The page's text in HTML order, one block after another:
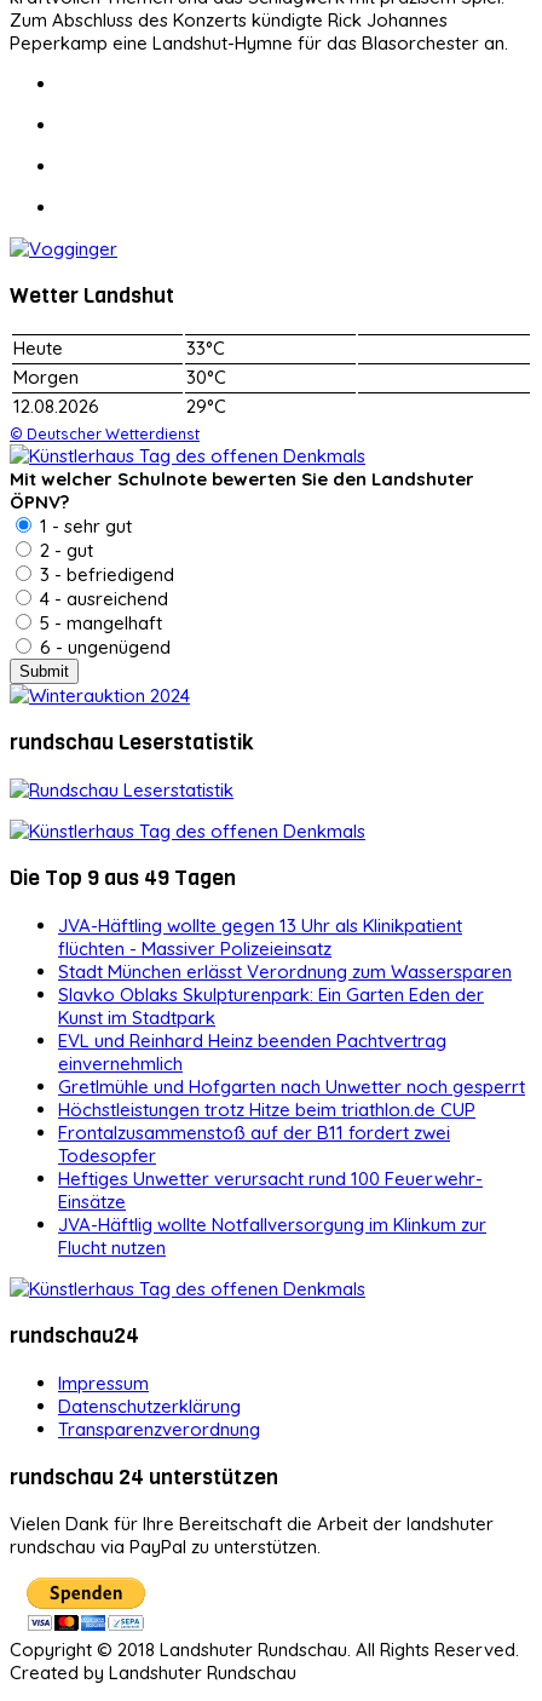
Zum Abschluss des Konzerts kündigte Rick Johannes
Peperkamp eine Landshut-Hymne für das Blasorchester an.
Wetter Landshut
Heute
33°C
Morgen
30°C
12.08.2026
29°C
© Deutscher Wetterdienst
Mit welcher Schulnote bewerten Sie den Landshuter
ÖPNV?
1 - sehr gut
2 - gut
3 - befriedigend
4 - ausreichend
5 - mangelhaft
6 - ungenügend
rundschau Leserstatistik
Die Top 9 aus 49 Tagen
JVA-Häftling wollte gegen 13 Uhr als Klinikpatient
flüchten - Massiver Polizeieinsatz
Stadt München erlässt Verordnung zum Wassersparen
Slavko Oblaks Skulpturenpark: Ein Garten Eden der
Kunst im Stadtpark
EVL und Reinhard Heinz beenden Pachtvertrag
einvernehmlich
Gretlmühle und Hofgarten nach Unwetter noch gesperrt
Höchstleistungen trotz Hitze beim triathlon.de CUP
Frontalzusammenstoß auf der B11 fordert zwei
Todesopfer
Heftiges Unwetter verursacht rund 100 Feuerwehr-
Einsätze
JVA-Häftlig wollte Notfallversorgung im Klinkum zur
Flucht nutzen
rundschau24
Impressum
Datenschutzerklärung
Transparenzverordnung
rundschau 24 unterstützen
Vielen Dank für Ihre Bereitschaft die Arbeit der landshuter
rundschau via PayPal zu unterstützen.
Copyright © 2018 Landshuter Rundschau. All Rights Reserved.
Created by Landshuter Rundschau